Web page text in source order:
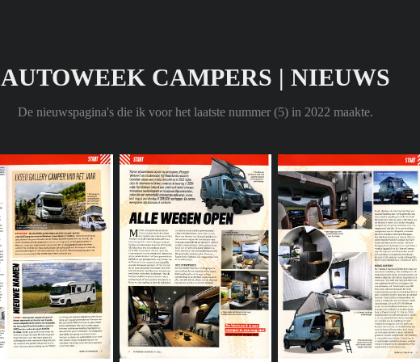
AUTOWEEK CAMPERS | NIEUWS
De nieuwspagina's die ik voor het laatste nummer (5) in 2022 maakte.